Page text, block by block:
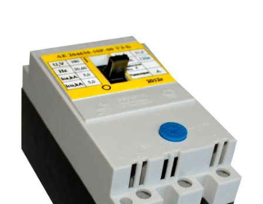
Стремянки с
Стремянки с
опорой
Ширмы
РЗА (шторы)